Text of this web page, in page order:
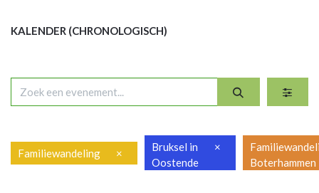
KALENDER (CHRONOLOGISCH)
Familiewandeling ×
Bruksel in
Oostende
×
Boterhammen